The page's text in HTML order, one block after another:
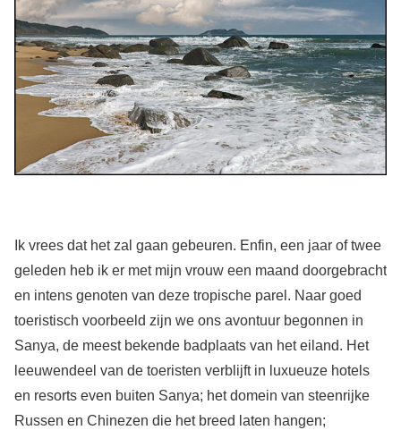
Ik vrees dat het zal gaan gebeuren. Enfin, een jaar of twee
geleden heb ik er met mijn vrouw een maand doorgebracht
en intens genoten van deze tropische parel. Naar goed
toeristisch voorbeeld zijn we ons avontuur begonnen in
Sanya, de meest bekende badplaats van het eiland. Het
leeuwendeel van de toeristen verblijft in luxueuze hotels
en resorts even buiten Sanya; het domein van steenrijke
Russen en Chinezen die het breed laten hangen;